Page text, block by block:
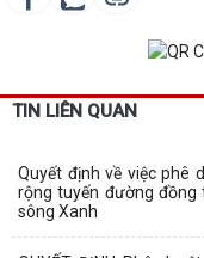
TIN LIÊN QUAN
Quyết định về việc phê
rộng tuyến đường
sông Xanh